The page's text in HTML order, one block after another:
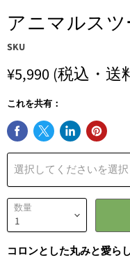
アニマルス
SKU
¥5,990(税込・送
これを共有：
選択してくださいを選
数量
コロンとした丸みと愛ら